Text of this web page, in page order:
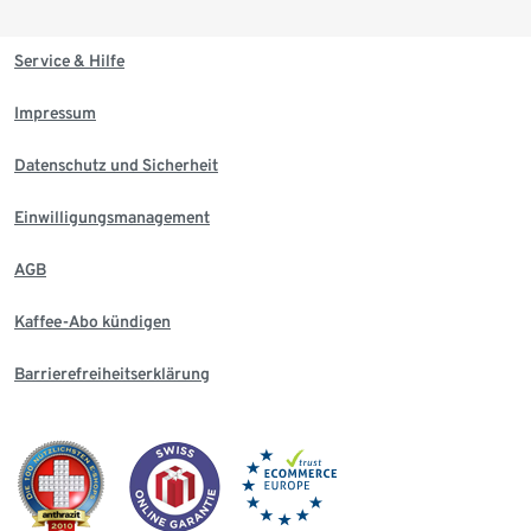
Service & Hilfe
Impressum
Datenschutz und Sicherheit
Einwilligungsmanagement
AGB
Kaffee-Abo kündigen
Barrierefreiheitserklärung